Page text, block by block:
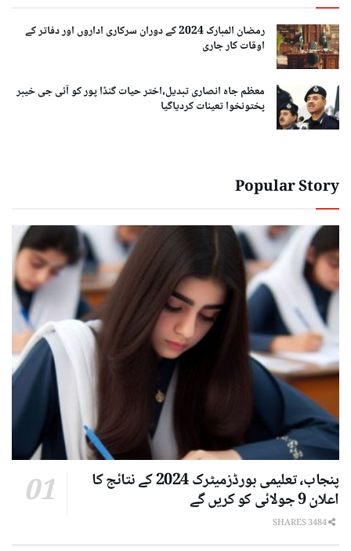
رمضان المبارک 2024 کے دوران سرکاری اداروں اور دفاتر کے
اوقات کار جاری
معظم جاہ انصاری تبدیل،اختر حیات گنڈا پور کو آئی جی خیبر
پختونخوا تعینات کردیاگیا
Popular Story
پنجاب، تعلیمی بورڈزمیٹرک 2024 کے نتائج کا
اعلان 9 جولائی کو کریں گے